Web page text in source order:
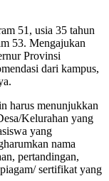
51, usia 35 tahun
53. Mengajukan
Provinsi
dari kampus,
harus menunjukkan
Kelurahan yang
yang
nama
pertandingan,
sertifikat yang